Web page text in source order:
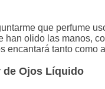
que perfume
han olido las manos,
encantará tanto como
de Ojos Líquido